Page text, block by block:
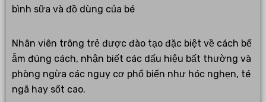
bình sữa và đồ dùng của bé
Nhân viên trông trẻ được đào tạo đặc biệt về cách bế
ẵm đúng cách, nhận biết các dấu hiệu bất thường và
phòng ngừa các nguy cơ phổ biến như hóc nghẹn, té
ngã hay sốt cao.